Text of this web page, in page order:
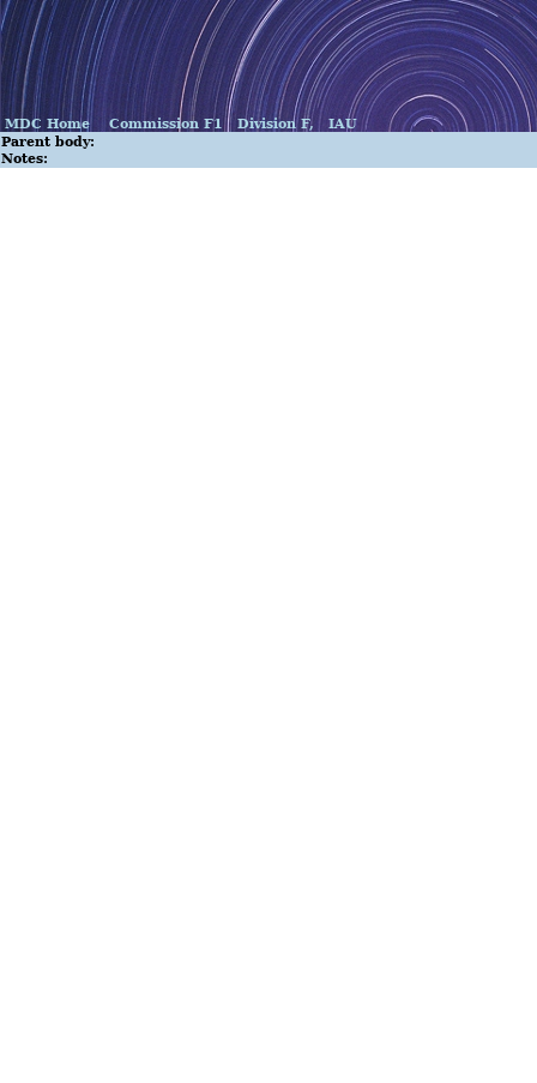
MDC Home Commission F1 Division F,
IAU
Parent body:
Notes: